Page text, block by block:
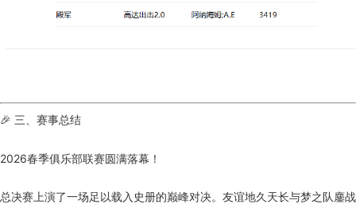
🎉 三、赛事总结
2026春季俱乐部联赛圆满落幕！
总决赛上演了一场足以载入史册的巅峰对决。友谊地久天长与梦之队鏖战